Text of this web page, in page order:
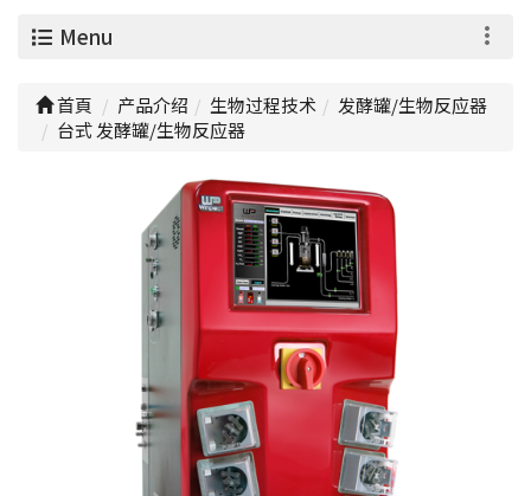
Menu
首頁 产品介绍 生物过程技术
发酵罐/生物反应器
台式 发酵罐/生物反应器